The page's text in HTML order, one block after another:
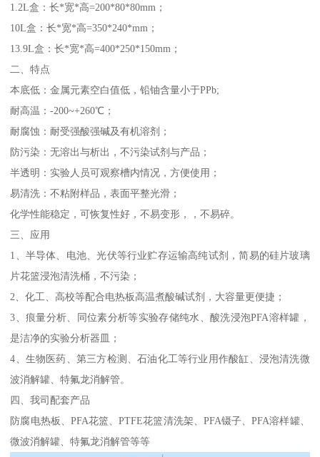
1.2L盒：长*宽*高=200*80*80mm；
10L盒：长*宽*高=350*240*mm；
13.9L盒：长*宽*高=400*250*150mm；
二、特点
本底低：金属元素空白值低，铅铀含量小于PPb;
耐高温：-200~+260℃；
耐腐蚀：耐受强酸强碱及有机溶剂；
防污染：无溶出与析出，不污染试剂与产品；
半透明：实验人员可观察槽内情况，方便使用；
易清洗：不粘附样品，表面平整光滑；
化学性能稳定，可恢复性好，不易变形，，不易碎。
三、应用
1、半导体、电池、光伏等行业贮存运输高纯试剂，简易的硅片玻璃
片花篮浸泡清洗桶，不污染；
2、化工、高校等配合电热板高温煮酸碱试剂，大容量更便捷；
3、痕量分析、同位素分析等实验存储纯水、酸洗浸泡PFA溶样罐，
是洁净的实验分析器皿；
4、生物医药、第三方检测、石油化工等行业用作酸缸、浸泡清洗微
波消解罐、特氟龙消解管。
四、我司配套产品
防腐电热板、PFA花篮、PTFE花篮清洗架、PFA镊子、PFA溶样罐、
微波消解罐、特氟龙消解管等等